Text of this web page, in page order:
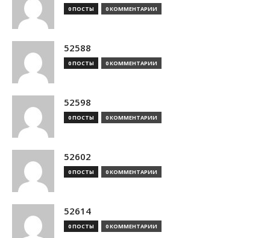
0 ПОСТЫ 0 КОММЕНТАРИИ
52588
0 ПОСТЫ 0 КОММЕНТАРИИ
52598
0 ПОСТЫ 0 КОММЕНТАРИИ
52602
0 ПОСТЫ 0 КОММЕНТАРИИ
52614
0 ПОСТЫ 0 КОММЕНТАРИИ